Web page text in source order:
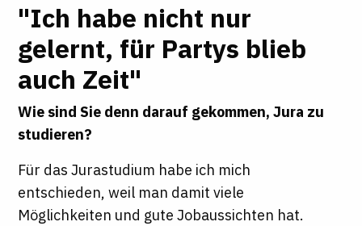
"Ich habe nicht nur
gelernt, für Partys blieb
auch Zeit"
Wie sind Sie denn darauf gekommen, Jura zu
studieren?
Für das Jurastudium habe ich mich
entschieden, weil man damit viele
Möglichkeiten und gute Jobaussichten hat.